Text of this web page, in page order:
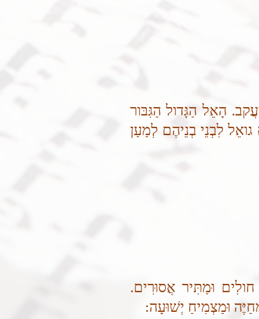
הָאֵל הַגָּדול הַגִּבּור
גואֵל לִבְנֵי בְנֵיהֶם לְמַעַן
וּמַתִּיר אֲסוּרִים.
וּמַצְמִיחַ יְשׁוּעָה: